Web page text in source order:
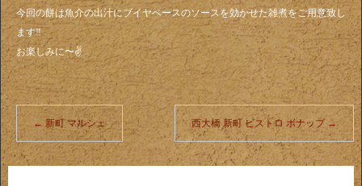
今回の餅は魚介の出汁にブイヤベースのソースを効かせた雑煮をご用意致し
ます‼️
お楽しみに〜✌️
← 新町 マルシェ 西大橋 新町 ビストロ ボナップ →